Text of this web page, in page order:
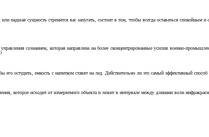
падшая сущность стремится вас запугать, состоит в том, чтобы всегда оставаться спокойным
сознанием, которая направлена на более сконцентрированные усилия военно-
остудить, емкость с напитком ставят на лед. Действительно ли это самый эффективный способ
которое исходит от измеряемого объекта и лежит в интервале между длинами волн